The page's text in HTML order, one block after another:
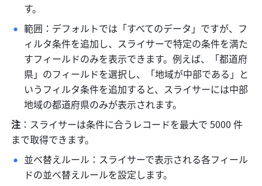
す。
範囲：デフォルトでは「すべてのデータ」ですが、フ
ィルタ条件を追加し、スライサーで特定の条件を満た
すフィールドのみを表示できます。例えば、「都道府
県」のフィールドを選択し、「地域が中部である」と
いうフィルタ条件を追加すると、スライサーには中部
地域の都道府県のみが表示されます。
注 ：スライサーは条件に合うレコードを最大で 5000 件
まで取得できます。
並べ替えルール：スライサーで表示される各フィール
ドの並べ替えルールを設定します。